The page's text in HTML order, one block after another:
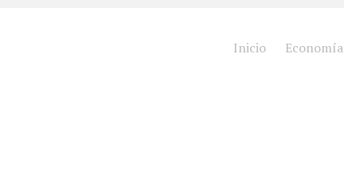
Inicio Economía